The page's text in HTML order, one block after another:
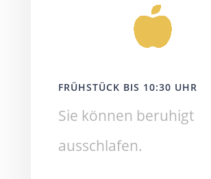
FRÜHSTÜCK BIS 10:30 UHR
Sie können beruhigt
ausschlafen.